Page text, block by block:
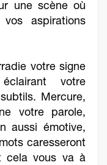
une scène où
aspirations
votre signe
votre
Mercure,
votre parole,
aussi émotive,
caresseront
cela vous va à